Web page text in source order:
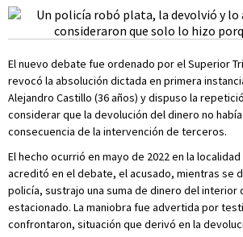
El nuevo debate fue ordenado por el Superior
revocó la absolución dictada en primera
Alejandro Castillo (36 años) y dispuso la
considerar que la devolución del dinero no
consecuencia de la intervención de terceros.
El hecho ocurrió en mayo de 2022 en la localidad
acreditó en el debate, el acusado, mientras se
policía, sustrajo una suma de dinero del interior
estacionado. La maniobra fue advertida por
confrontaron, situación que derivó en la